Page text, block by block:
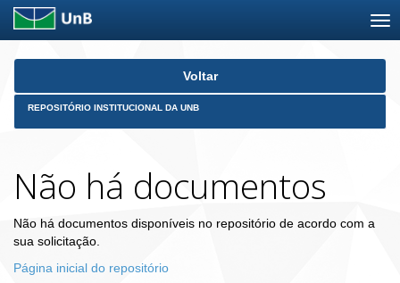
Skip
Voltar
REPOSITÓRIO INSTITUCIONAL DA UNB
Não há documentos
Não há documentos disponíveis no repositório de acordo com a
sua solicitação.
Página inicial do repositório